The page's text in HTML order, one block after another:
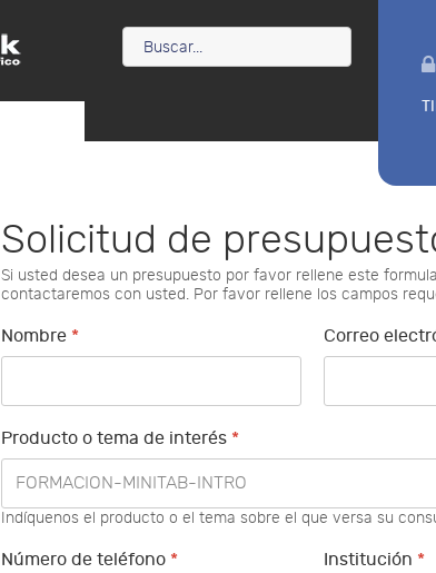
Solicitud de
Si usted desea un presupuesto por favor rellene este
contactaremos con usted. Por favor rellene los campos
Nombre * Correo
Producto o tema de interés *
Indíquenos el producto o el tema sobre el que versa su
Número de teléfono * Institución *